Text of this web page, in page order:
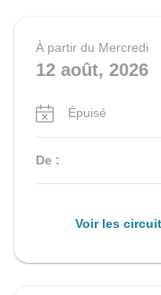
À partir du Mercredi
12 août, 2026
Épuisé
De :
Voir les